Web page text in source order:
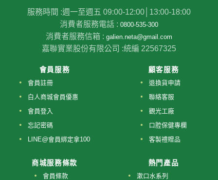
服務時間 :週一至週五 09:00-12:00│13:00-18:00
消費者服務電話 : 0800-535-300
消費者服務信箱 : galien.neta@gmail.com
嘉聯實業股份有限公司 :統編 22567325
會員服務
會員註冊
白人商城會員優惠
會員登入
忘記密碼
LINE@會員綁定拿100
顧客服務
退換貨申請
聯絡客服
觀光工廠
口腔保健專欄
客製禮贈品
商城服務條款
會員條款
熱門產品
漱口水系列